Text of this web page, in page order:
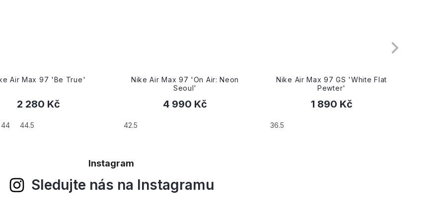
Nike Air Max 97 'On Air: Neon
4 990 Kč
42.5
Nike Air Max 97 GS 'White Flat
1 890 Kč
Nike Wmns Air Max 97 SE
'Evolution of Icons'
2 990 Kč
Instagram
Sledujte nás na Instagramu